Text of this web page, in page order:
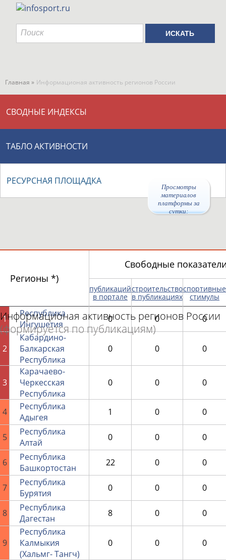
Просмотры
материалов
платформы за
сутки:
Главная » Информационая активность регионов России
СВОДНЫЕ ИНДЕКСЫ
ТАБЛО АКТИВНОСТИ
РЕСУРСНАЯ ПЛОЩАДКА
Информационая активность регионов России
(формируется по публикациям)
Регионы *)
Свободные
публикаций
в портале
строительство
в публикациях
спортивные
стимулы
1
Республика
Ингушетия
0 0 0
2
Кабардино-
Балкарская
Республика
0 0 0
3
Карачаево-
Черкесская
Республика
0 0 0
4
Республика
Адыгея
1 0 0
5
Республика
Алтай
0 0 0
6
Республика
Башкортостан
22 0 0
7
Республика
Бурятия
0 0 0
8
Республика
Дагестан
8 0 0
9
Республика
Калмыкия
(Хальмг- Тангч)
0 0 0